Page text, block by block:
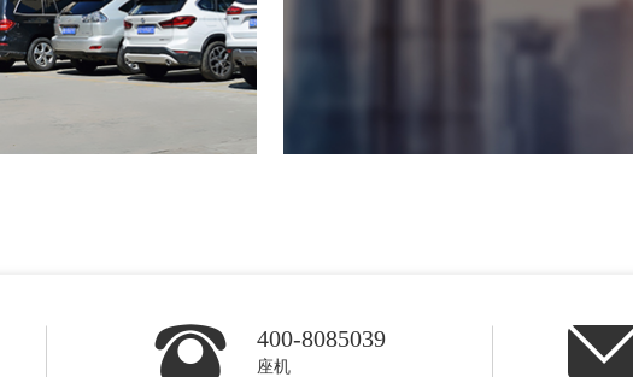
400-8085039
座机